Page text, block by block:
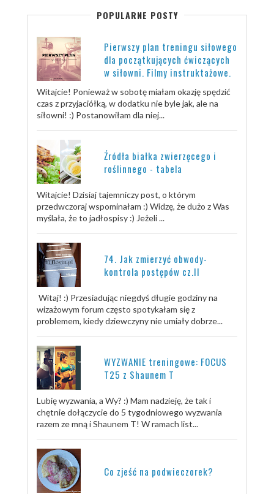
POPULARNE POSTY
Pierwszy plan treningu siłowego
dla początkujących ćwiczących
w siłowni. Filmy instruktażowe.
Witajcie! Ponieważ w sobotę miałam okazję spędzić
czas z przyjaciółką, w dodatku nie byle jak, ale na
siłowni! :) Postanowiłam dla niej...
Źródła białka zwierzęcego i
roślinnego - tabela
Witajcie! Dzisiaj tajemniczy post, o którym
przedwczoraj wspominałam :) Widzę, że dużo z Was
myślała, że to jadłospisy :) Jeżeli ...
74. Jak zmierzyć obwody-
kontrola postępów cz.II
Witaj! :) Przesiadując niegdyś długie godziny na
wizażowym forum często spotykałam się z
problemem, kiedy dziewczyny nie umiały dobrze...
WYZWANIE treningowe: FOCUS
T25 z Shaunem T
Lubię wyzwania, a Wy? :) Mam nadzieję, że tak i
chętnie dołączycie do 5 tygodniowego wyzwania
razem ze mną i Shaunem T! W ramach list...
Co zjeść na podwieczorek?